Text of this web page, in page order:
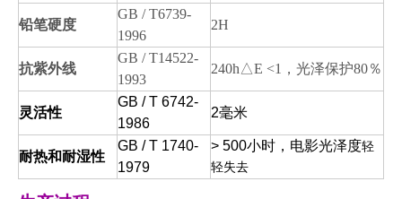
铅笔硬度
GB / T6739-
1996
2H
抗紫外线
GB / T14522-
1993
240h△E <1，光泽保护80％
灵活性
GB / T 6742-
1986
2毫米
耐热和耐湿性
GB / T 1740-
1979
> 500小时，电影光泽度轻
轻失去